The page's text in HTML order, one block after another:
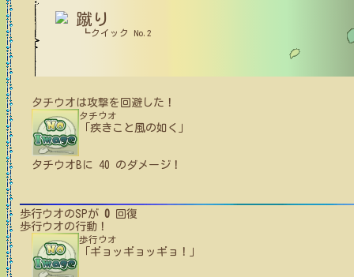
蹴り
┗クイック No.2
タチウオは攻撃を回避した！
タチウオ
「疾きこと風の如く」
タチウオB に 40 のダメージ！
歩行ウオのSPが 0 回復
歩行ウオの行動！
歩行ウオ
「ギョッギョッギョ！」